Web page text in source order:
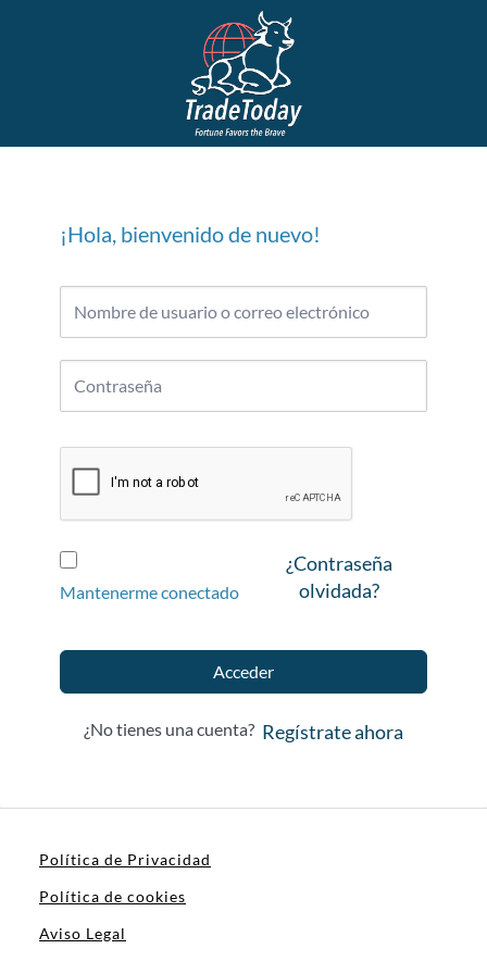
¡Hola, bienvenido de nuevo!
Mantenerme conectado
¿Contraseña
olvidada?
Acceder
¿No tienes una cuenta? Regístrate ahora
Política de Privacidad
Política de cookies
Aviso Legal